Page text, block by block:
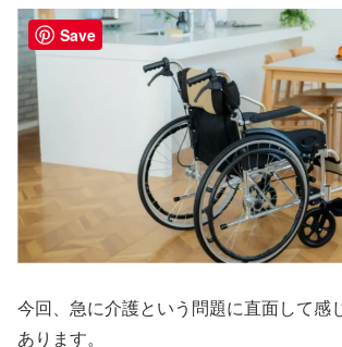
今回、急に介護という問題に直面して感
あります。
Save